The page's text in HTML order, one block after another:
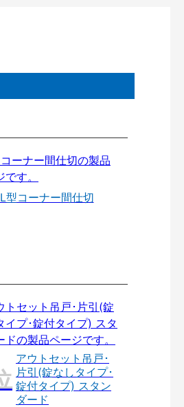
L型コーナー間仕切
アウトセット吊戸･
片引(錠なしタイプ･
錠付タイプ) スタン
ダード